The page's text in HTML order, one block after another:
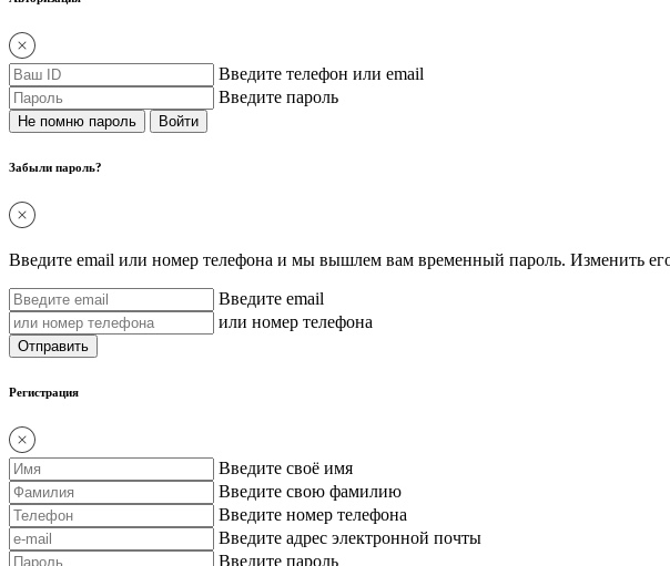
Введите телефон или email
Введите пароль
Не помню пароль
Забыли пароль?
Введите email или номер телефона и мы вышлем вам временный пароль. Изменить
Введите email
или номер телефона
Регистрация
Введите своё имя
Введите свою фамилию
Введите номер телефона
Введите адрес электронной почты
Введите пароль